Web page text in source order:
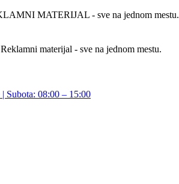
MATERIJAL - sve na jednom mestu.
Reklamni materijal - sve na jednom mestu.
Subota: 08:00 – 15:00